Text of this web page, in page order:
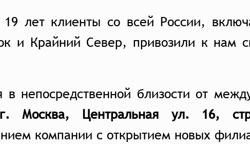
19 лет клиенты со всей России,
и Крайний Север, привозили к нам
непосредственной близости от
г. Москва, Центральная ул. 16,
компании с открытием новых